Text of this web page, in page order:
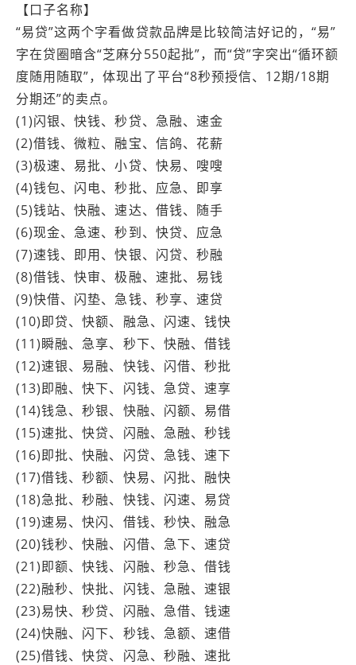
【口子名称】
“易贷”这两个字看做贷款品牌是比较简洁好记的，“易”
字在贷圈暗含“芝麻分550起批”，而“贷”字突出“循环额
度随用随取”，体现出了平台“8秒预授信、12期/18期
分期还”的卖点。
(1)闪银、快钱、秒贷、急融、速金
(2)借钱、微粒、融宝、信鸽、花薪
(3)极速、易批、小贷、快易、嗖嗖
(4)钱包、闪电、秒批、应急、即享
(5)钱站、快融、速达、借钱、随手
(6)现金、急速、秒到、快贷、应急
(7)速钱、即用、快银、闪贷、秒融
(8)借钱、快审、极融、速批、易钱
(9)快借、闪垫、急钱、秒享、速贷
(10)即贷、快额、融急、闪速、钱快
(11)瞬融、急享、秒下、快融、借钱
(12)速银、易融、快钱、闪借、秒批
(13)即融、快下、闪钱、急贷、速享
(14)钱急、秒银、快融、闪额、易借
(15)速批、快贷、闪融、急融、秒钱
(16)即批、快融、闪贷、急钱、速下
(17)借钱、秒额、快易、闪批、融快
(18)急批、秒融、快钱、闪速、易贷
(19)速易、快闪、借钱、秒快、融急
(20)钱秒、快融、闪借、急下、速贷
(21)即额、快钱、闪融、秒急、借钱
(22)融秒、快批、闪钱、急融、速银
(23)易快、秒贷、闪融、急借、钱速
(24)快融、闪下、秒钱、急额、速借
(25)借钱、快贷、闪急、秒融、速批